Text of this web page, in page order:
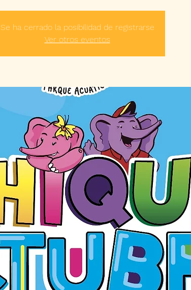
Se ha cerrado la posibilidad de registrarse
Ver otros eventos